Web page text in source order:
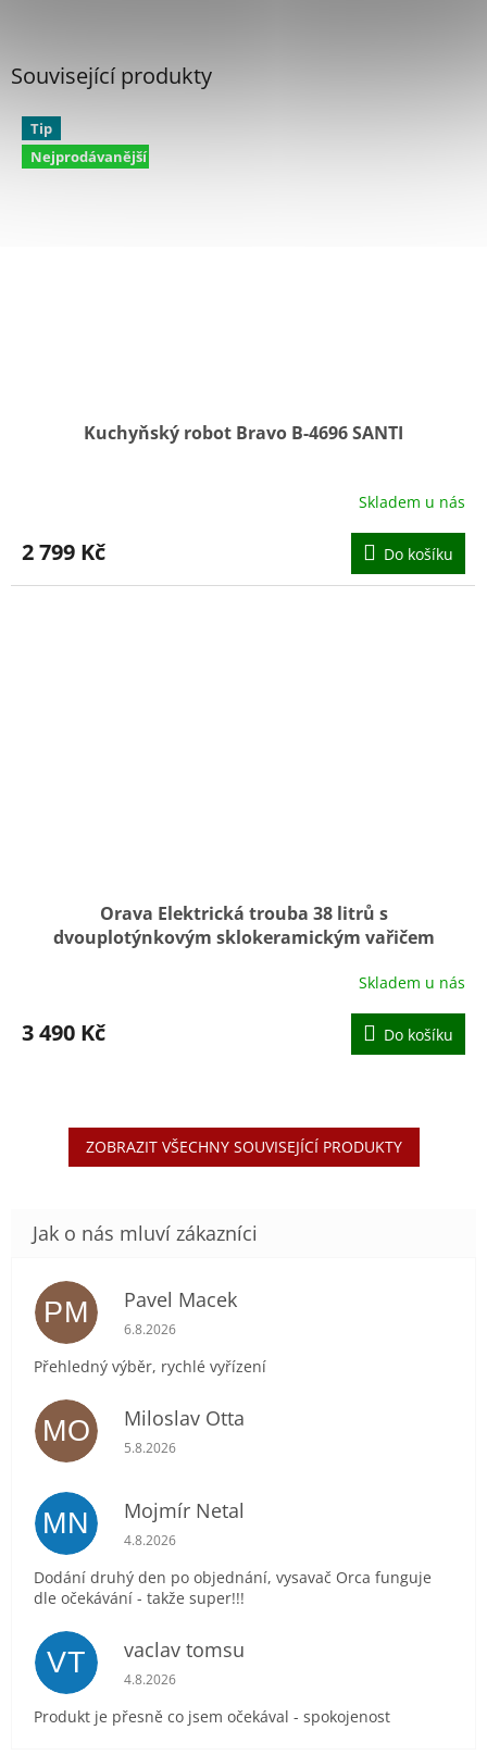
Související produkty
Tip
Nejprodávanější
Kuchyňský robot Bravo B-4696 SANTI
produktu
je
5,0
Skladem u nás
2 799 Kč Do košíku
Orava Elektrická trouba 38 litrů s
dvouplotýnkovým sklokeramickým vařičem
produktu
je
hvězdiček.
Skladem u nás
3 490 Kč Do košíku
ZOBRAZIT VŠECHNY SOUVISEJÍCÍ PRODUKTY
PM Pavel Macek
Hodnocení obchodu je 5 z 5 hvězdiček.
6.8.2026
Přehledný výběr, rychlé vyřízení
MO Miloslav Otta
Hodnocení obchodu je 5 z 5 hvězdiček.
5.8.2026
MN Mojmír Netal
Hodnocení obchodu je 5 z 5 hvězdiček.
4.8.2026
Dodání druhý den po objednání, vysavač Orca funguje
dle očekávání - takže super!!!
VT vaclav tomsu
Hodnocení obchodu je 5 z 5 hvězdiček.
4.8.2026
Produkt je přesně co jsem očekával - spokojenost